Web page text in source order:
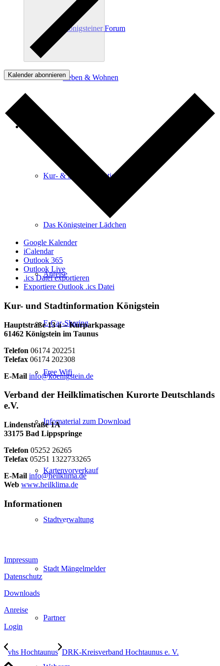
Königsteiner Forum
Leben & Wohnen
Kur- & Stadtinformation
Das Königsteiner Lädchen
Anreise
E-Car-Sharing
Free Wifi
Infomaterial zum Download
Kartenvorverkauf
Stadtverwaltung
Stadt Mängelmelder
Partner
Kalender abonnieren
Google Kalender
iCalendar
Outlook 365
Outlook Live
.ics Datei exportieren
Exportiere Outlook .ics Datei
Kur- und Stadtinformation Königstein
Hauptstraße 13 a – Kurparkpassage
61462 Königstein im Taunus
Telefon 06174 202251
Telefax 06174 202308
E-Mail info@koenigstein.de
Verband der Heilklimatischen Kurorte Deutschlands
e.V.
Lindenstraße 1A
33175 Bad Lippspringe
Telefon 05252 26265
Telefax 05251 1322733265
E-Mail info@heilklima.de
Web www.heilklima.de
Informationen
Impressum
Datenschutz
Downloads
Anreise
Login
vhs Hochtaunus DRK-Kreisverband Hochtaunus e. V.